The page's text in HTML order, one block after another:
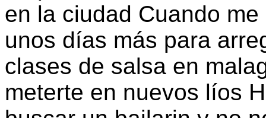
en la ciudad Cuando
unos días más para
clases de salsa en
meterte en nuevos líos